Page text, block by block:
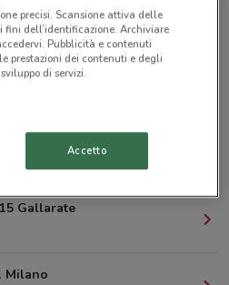
Gallarate
Milano
precisi. Scansione attiva delle
fini dell’identificazione. Archiviare
Pubblicità e contenuti
prestazioni dei contenuti e degli
di servizi.
Accetto